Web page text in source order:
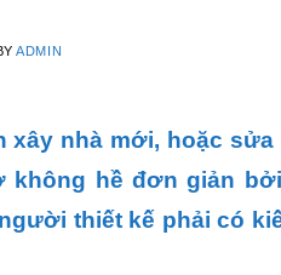
ADMIN
xây nhà mới, hoặc
không hề đơn giản
thiết kế phải có